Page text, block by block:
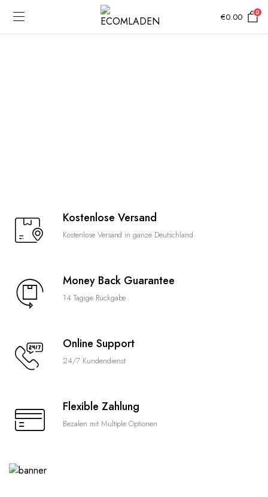
€0.00 0
Kostenlose Versand
Kostenlose Versand in ganze Deutschland.
Money Back Guarantee
14 Tagige Rückgabe
Online Support
24/7 Kundendienst
Flexible Zahlung
Bezalen mit Multiple Optionen